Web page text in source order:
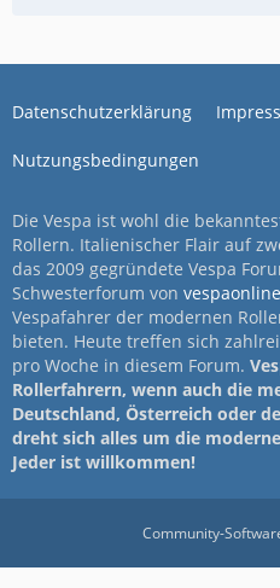
Datenschutzerklärung
Nutzungsbedingungen
Die Vespa ist wohl die
Rollern. Italienischer Flair auf
das 2009 gegründete Vespa
Schwesterforum von
Vespafahrer der modernen
bieten. Heute treffen sich
pro Woche in diesem Forum.
Rollerfahrern, wenn auch die
Deutschland, Österreich oder
dreht sich alles um die
Jeder ist willkommen!
Community-